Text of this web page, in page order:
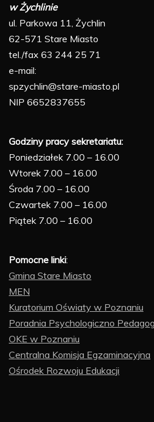
w Żychlinie
ul. Parkowa 11, Żychlin
62-571 Stare Miasto
tel./fax 63 244 25 71
e-mail:
spzychlin@stare-miasto.pl
NIP 6652837655
Godziny pracy sekretariatu:
Poniedziałek 7.00 – 16.00
Wtorek 7.00 – 16.00
Środa 7.00 – 16.00
Czwartek 7.00 – 16.00
Piątek 7.00 – 16.00
Pomocne linki:
Gmina Stare Miasto
MEN
Kuratorium Oświaty w Poznaniu
Poradnia Psychologiczno
OKE w Poznaniu
Centralna Komisja Egzaminacyjna
Ośrodek Rozwoju Edukacji